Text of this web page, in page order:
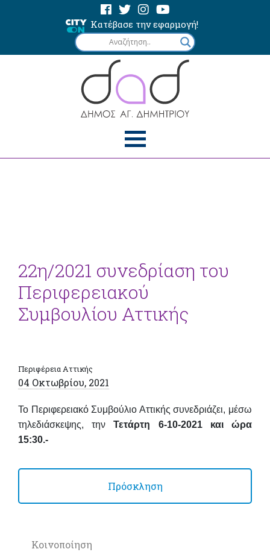
Κατέβασε την εφαρμογή!
22η/2021 συνεδρίαση του
Περιφερειακού
Συμβουλίου Αττικής
Περιφέρεια Αττικής
04 Οκτωβρίου, 2021
Το Περιφερειακό Συμβούλιο Αττικής συνεδριάζει, μέσω
τηλεδιάσκεψης, την Τετάρτη 6-10-2021 και ώρα
15:30.-
Πρόσκληση
Κοινοποίηση